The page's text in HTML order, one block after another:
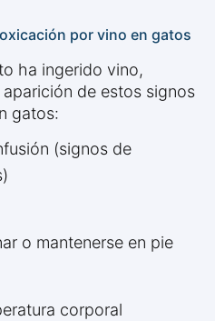
por vino en gatos
ha ingerido vino,
de estos signos
gatos:
(signos de
o mantenerse en pie
corporal